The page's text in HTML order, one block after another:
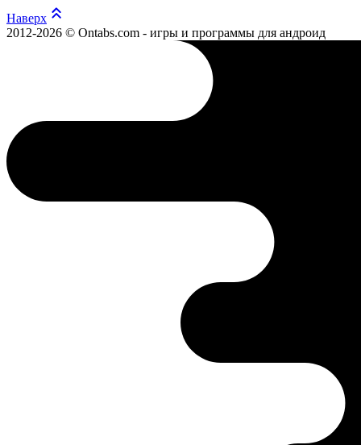
Наверх
2012-2026 © Ontabs.com - игры и программы для андроид